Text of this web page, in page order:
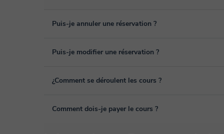
Puis-je annuler une réservation ?
Oui, vous pouvez annuler une réservation jusqu'à 8
Puis-je modifier une réservation ?
Oui, un empêchement peut toujours arriver, vous
¿Comment se déroulent les cours ?
Les cours sont donnés dans la salle de classe virtuelle
Comment dois-je payer le cours ?